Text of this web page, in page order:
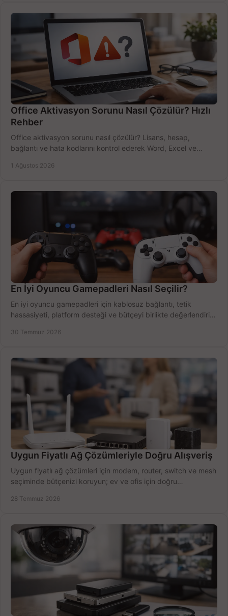
Office Aktivasyon Sorunu Nasıl Çözülür? Hızlı
Rehber
Office aktivasyon sorunu nasıl çözülür? Lisans, hesap,
bağlantı ve hata kodlarını kontrol ederek Word, Excel ve
1 Ağustos 2026
En İyi Oyuncu Gamepadleri Nasıl Seçilir?
En iyi oyuncu gamepadleri için kablosuz bağlantı, tetik
hassasiyeti, platform desteği ve bütçeyi birlikte değerlendirin;
30 Temmuz 2026
Uygun Fiyatlı Ağ Çözümleriyle Doğru Alışveriş
Uygun fiyatlı ağ çözümleri için modem, router, switch ve mesh
seçiminde bütçenizi koruyun; ev ve ofis için doğru
28 Temmuz 2026